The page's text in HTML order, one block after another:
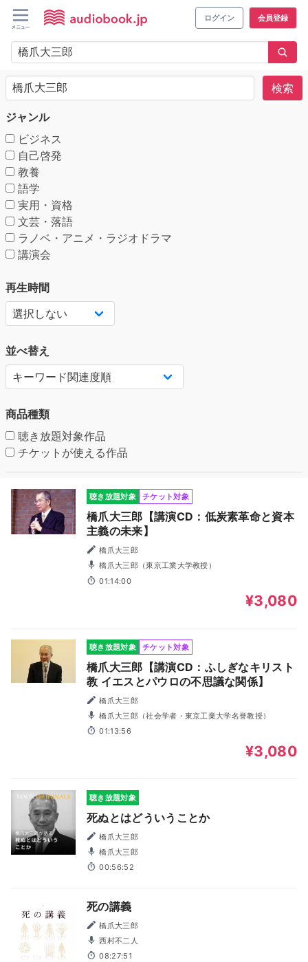
ログイン 会員登録
検索
ジャンル
ビジネス
自己啓発
教養
語学
実用・資格
文芸・落語
ラノベ・アニメ・ラジオドラマ
講演会
再生時間
並べ替え
商品種類
聴き放題対象作品
チケットが使える作品
聴き放題対象 チケット対象
橋爪大三郎【講演CD：低炭素革命と資本
主義の未来】
橋爪大三郎
橋爪大三郎（東京工業大学教授）
01:14:00
¥3,080
聴き放題対象 チケット対象
橋爪大三郎【講演CD：ふしぎなキリスト
教 イエスとパウロの不思議な関係】
橋爪大三郎
橋爪大三郎（社会学者・東京工業大学名誉教授）
01:13:56
¥3,080
聴き放題対象
死ぬとはどういうことか
橋爪大三郎
橋爪大三郎
00:56:52
死の講義
橋爪大三郎
西村不二人
08:27:51